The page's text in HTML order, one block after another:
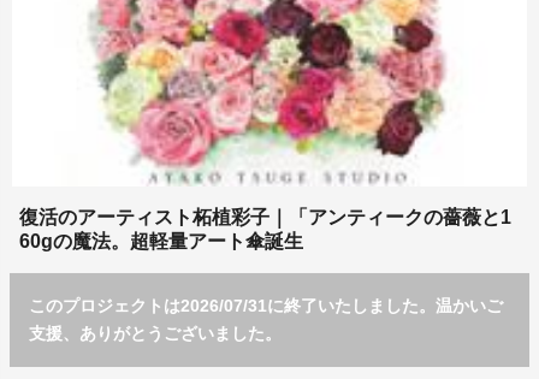
復活のアーティスト柘植彩子｜「アンティークの薔薇と1
60gの魔法。超軽量アート傘誕生
このプロジェクトは2026/07/31に終了いたしました。温かいご
支援、ありがとうございました。